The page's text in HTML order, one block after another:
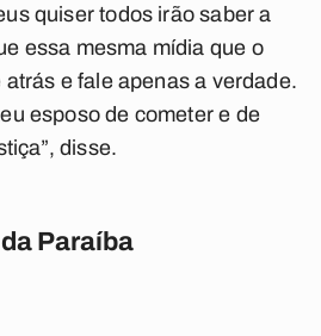
quiser todos irão saber a
essa mesma mídia que o
e fale apenas a verdade.
esposo de cometer e de
disse.
Paraíba